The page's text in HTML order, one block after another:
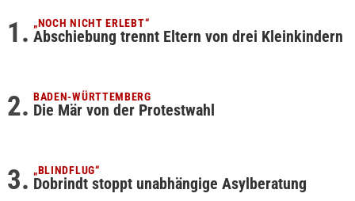
„NOCH NICHT ERLEBT“
Abschiebung trennt Eltern von drei Kleinkindern
BADEN-WÜRTTEMBERG
Die Mär von der Protestwahl
„BLINDFLUG“
Dobrindt stoppt unabhängige Asylberatung